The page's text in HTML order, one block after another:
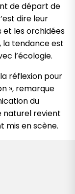
de départ de
dire leur
et les orchidées
la tendance est
l’écologie.
réflexion pour
», remarque
du
naturel revient
mis en scène.